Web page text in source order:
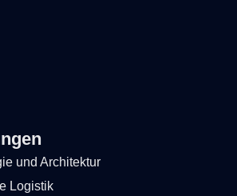
und Architektur
Logistik